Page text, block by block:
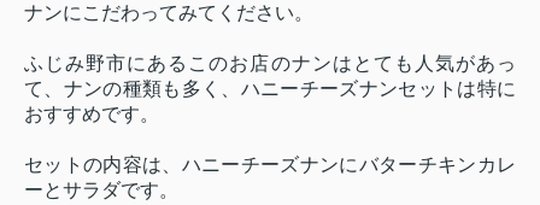
ナンにこだわってみてください。
ふじみ野市にあるこのお店のナンはとても人気があっ
て、ナンの種類も多く、ハニーチーズナンセットは特に
おすすめです。
セットの内容は、ハニーチーズナンにバターチキンカレ
ーとサラダです。